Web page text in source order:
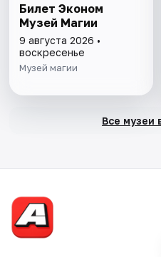
Билет Эконом
Музей Магии
9 августа 2026 •
воскресенье
Музей магии
Все музеи